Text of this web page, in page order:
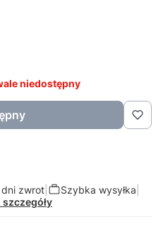
niedostępny
zwrot| Szybka wysyłka